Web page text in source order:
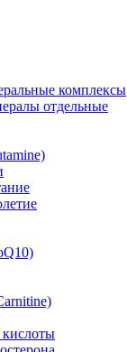
комплексы
отдельные